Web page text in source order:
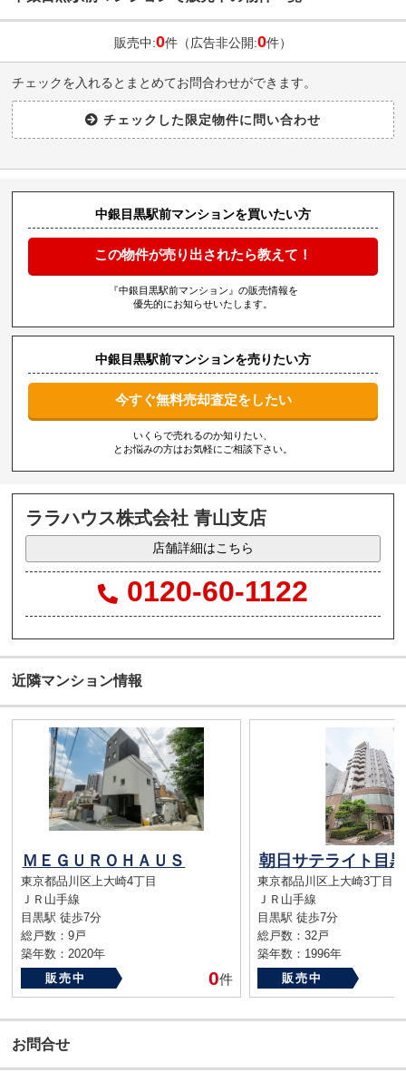
販売中:0件（広告非公開:0件）
チェックを入れるとまとめてお問合わせができます。
中銀目黒駅前マンションを買いたい方
この物件が売り出されたら教えて！
『中銀目黒駅前マンション』の販売情報を
優先的にお知らせいたします。
中銀目黒駅前マンションを売りたい方
今すぐ無料売却査定をしたい
いくらで売れるのか知りたい、
とお悩みの方はお気軽にご相談下さい。
ララハウス株式会社 青山支店
店舗詳細はこちら
0120-60-1122
近隣マンション情報
ＭＥＧＵＲＯＨＡＵＳ
東京都品川区上大崎4丁目
ＪＲ山手線
目黒駅 徒歩7分
総戸数：9戸
築年数：2020年
販売中
0件
朝日サテライト目
東京都品川区上大崎3丁目
ＪＲ山手線
目黒駅 徒歩7分
総戸数：32戸
築年数：1996年
販売中
お問合せ